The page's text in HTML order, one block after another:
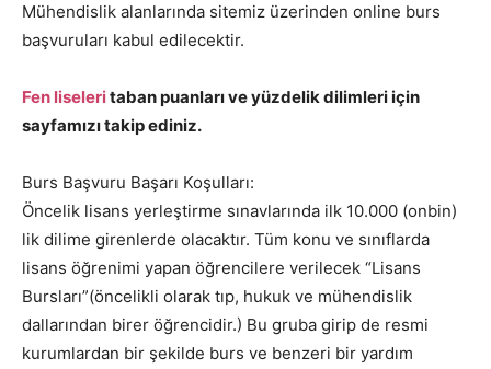
Mühendislik alanlarında sitemiz üzerinden online burs
başvuruları kabul edilecektir.
Fen liseleritaban puanları ve yüzdelik dilimleri için
sayfamızı takip ediniz.
Burs Başvuru Başarı Koşulları:
Öncelik lisans yerleştirme sınavlarında ilk 10.000 (onbin)
lik dilime girenlerde olacaktır. Tüm konu ve sınıflarda
lisans öğrenimi yapan öğrencilere verilecek “Lisans
Bursları”(öncelikli olarak tıp, hukuk ve mühendislik
dallarından birer öğrencidir.) Bu gruba girip de resmi
kurumlardan bir şekilde burs ve benzeri bir yardım